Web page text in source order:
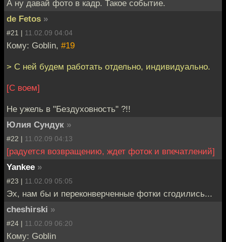
А ну давай фото в кадр. Такое событие.
de Fetos »
#21 | 11.02.09 04:04
Кому: Goblin, #19
> С ней будем работать отдельно, индивидуально.
[С воем]
Не ужель в "Бездуховность" ?!!
Юлия Сундук »
#22 | 11.02.09 04:13
[радуется возвращению, ждет фоток и впечатлений]
Yankee »
#23 | 11.02.09 05:05
Эх, нам бы и переконверченные фотки сгодились...
cheshirski »
#24 | 11.02.09 06:20
Кому: Goblin